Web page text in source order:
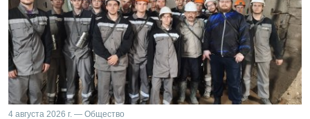
4 августа 2026 г. — Общество